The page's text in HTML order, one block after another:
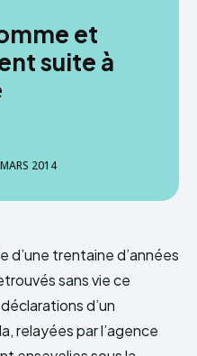
et
suite à
2014
d’une trentaine d’années
sans vie ce
d’un
relayées par l’agence